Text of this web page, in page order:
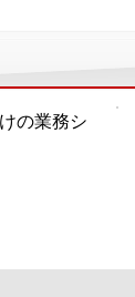
の業務シ